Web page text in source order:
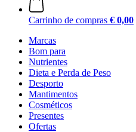
Carrinho de compras € 0,00
Marcas
Bom para
Nutrientes
Dieta e Perda de Peso
Desporto
Mantimentos
Cosméticos
Presentes
Ofertas